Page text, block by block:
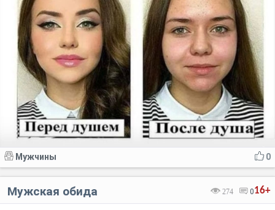
0
Мужчины
16+
274 0
Мужская обида